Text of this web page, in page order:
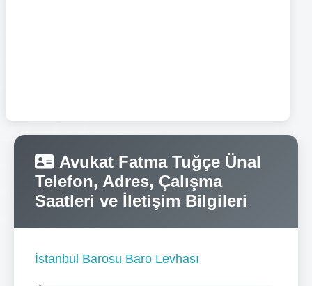
Avukat Fatma Tuğçe Ünal
Telefon, Adres, Çalışma
Saatleri ve İletişim Bilgileri
İstanbul Barosu Baro Levhası